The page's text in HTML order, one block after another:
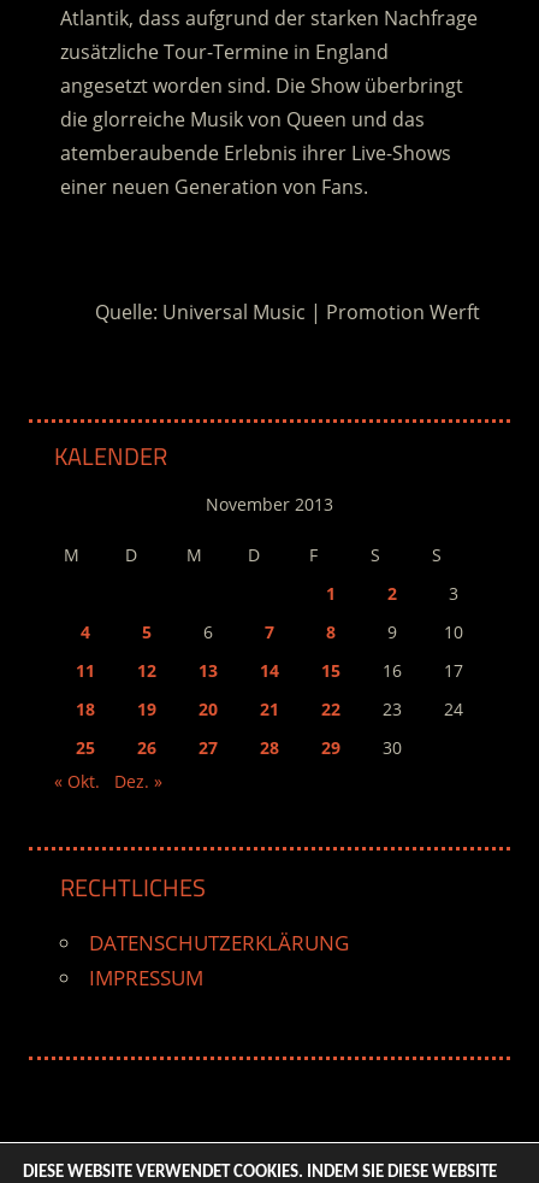
Atlantik, dass aufgrund der starken Nachfrage
zusätzliche Tour-Termine in England
angesetzt worden sind. Die Show überbringt
die glorreiche Musik von Queen und das
atemberaubende Erlebnis ihrer Live-Shows
einer neuen Generation von Fans.
Quelle: Universal Music | Promotion Werft
KALENDER
November 2013
M D M D F S
S
1
2
3
4
5 6 7 8 9
10
11
12 13 14 15 16
17
18
19 20 21 22 23
24
25
26 27 28 29
30
« Okt.
Dez. »
RECHTLICHES
DATENSCHUTZERKLÄRUNG
IMPRESSUM
DIESE WEBSITE VERWENDET COOKIES. INDEM SIE DIESE WEBSITE